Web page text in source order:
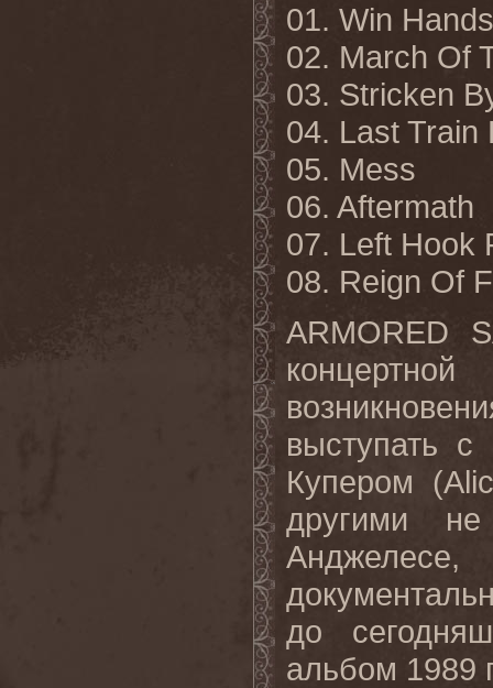
01. Win
02. March Of
03. Stricken
04. Last Train
05. Mess
06. Aftermath
07. Left Hook
08. Reign Of
ARMORED
выступать
Купером
другими
до
альбом 1989